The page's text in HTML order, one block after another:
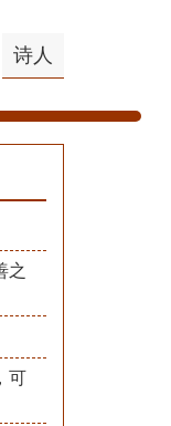
诗人
之
可